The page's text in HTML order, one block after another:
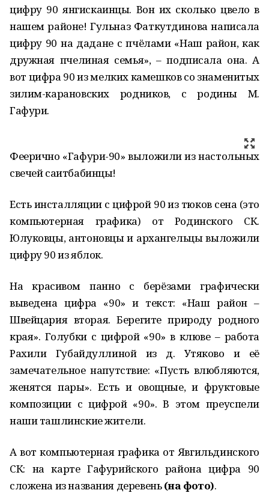
цифру 90 янгискаинцы. Вон их сколько цвело в
нашем районе! Гульназ Фаткутдинова написала
цифру 90 на дадане с пчёлами «Наш район, как
дружная пчелиная семья», – подписала она. А
вот цифра 90 из мелких камешков со знаменитых
зилим-карановских родников, с родины М.
Гафури.
Феерично «Гафури-90» выложили из настольных
свечей саитбабинцы!
Есть инсталляции с цифрой 90 из тюков сена (это
компьютерная графика) от Родинского СК.
Юлуковцы, антоновцы и архангельцы выложили
цифру 90 из яблок.
На красивом панно с берёзами графически
выведена цифра «90» и текст: «Наш район –
Швейцария вторая. Берегите природу родного
края». Голубки с цифрой «90» в клюве – работа
Рахили Губайдуллиной из д. Утяково и её
замечательное напутствие: «Пусть влюбляются,
женятся пары». Есть и овощные, и фруктовые
композиции с цифрой «90». В этом преуспели
наши ташлинские жители.
А вот компьютерная графика от Явгильдинского
СК: на карте Гафурийского района цифра 90
сложена из названия деревень(на фото).